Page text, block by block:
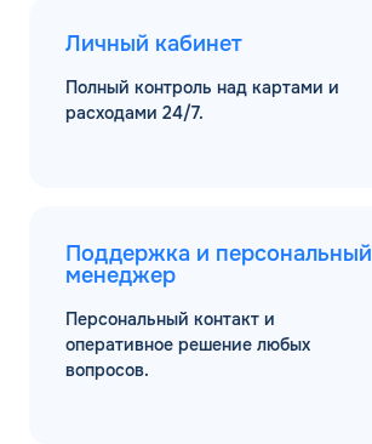
Личный кабинет
Полный контроль над картами и
расходами 24/7.
Поддержка и персональный
менеджер
Персональный контакт и
оперативное решение любых
вопросов.